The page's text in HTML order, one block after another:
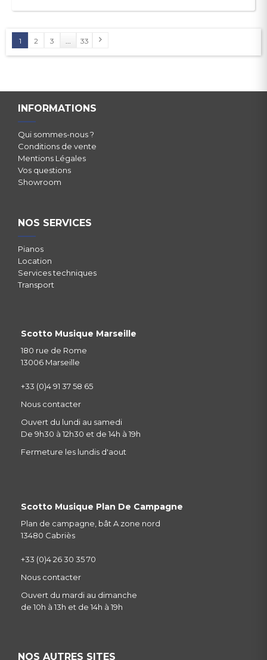
1 2 3 33
INFORMATIONS
Qui sommes-nous ?
Conditions de vente
Mentions Légales
Vos questions
Showroom
NOS SERVICES
Pianos
Location
Services techniques
Transport
Scotto Musique Marseille
180 rue de Rome
13006 Marseille
+33 (0)4 91 37 58 65
Nous contacter
Ouvert du lundi au samedi
De 9h30 à 12h30 et de 14h à 19h
Fermeture les lundis d'aout
Scotto Musique Plan De Campagne
Plan de campagne, bât A zone nord
13480 Cabriès
+33 (0)4 26 30 35 70
Nous contacter
Ouvert du mardi au dimanche
de 10h à 13h et de 14h à 19h
NOS AUTRES SITES